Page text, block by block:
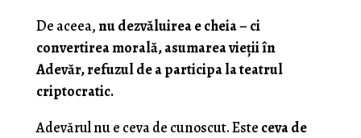
De aceea,nu dezvăluirea e cheia – ci
convertirea morală, asumarea vieții în
Adevăr, refuzul de a participa la teatrul
criptocratic.
Adevărul nu e ceva de cunoscut. Este ceva de